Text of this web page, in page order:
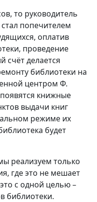
то руководитель
попечителем
оплатив
проведение
счёт делается
библиотеки на
центром Ф.
книжные
выдачи книг
режиме их
будет
реализуем только
где это не мешает
с одной целью –
библиотеки.